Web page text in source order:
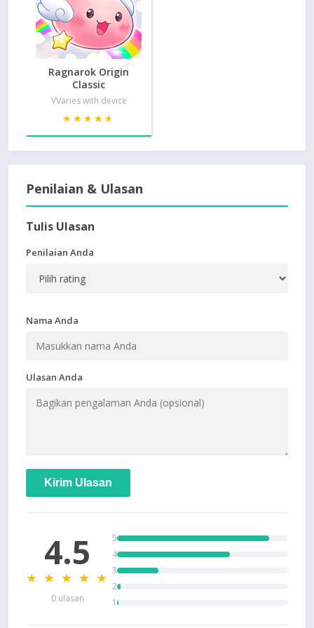
Ragnarok Origin
Classic
VVaries with device
★★★★★
★★★★★
Penilaian & Ulasan
Tulis Ulasan
Penilaian Anda
Nama Anda
Ulasan Anda
Kirim Ulasan
4.5
★ ★ ★ ★ ★
0 ulasan
5
4
3
2
1